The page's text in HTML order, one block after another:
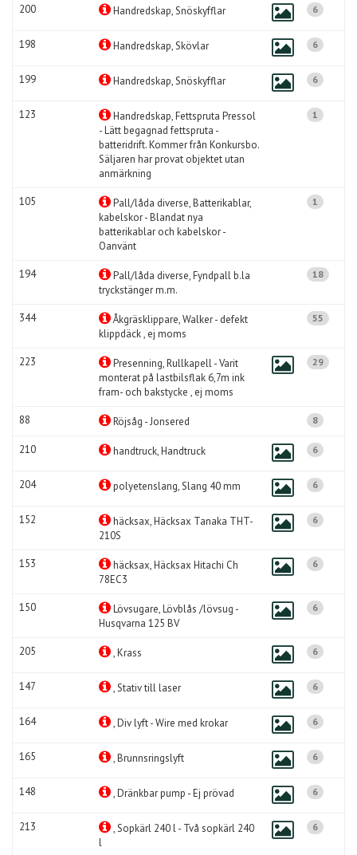
200 Handredskap, Snöskyfflar 6
198 Handredskap, Skövlar 6
199 Handredskap, Snöskyfflar 6
123
Handredskap, Fettspruta Pressol
- Lätt begagnad fettspruta -
batteridrift. Kommer från Konkursbo.
Säljaren har provat objektet utan
anmärkning
1
105
Pall/låda diverse, Batterikablar,
kabelskor - Blandat nya
batterikablar och kabelskor -
Oanvänt
1
194
Pall/låda diverse, Fyndpall b.la
tryckstänger m.m.
18
344
Åkgräsklippare, Walker - defekt
klippdäck , ej moms
55
223
Presenning, Rullkapell - Varit
monterat på lastbilsflak 6,7m ink
fram- och bakstycke , ej moms
29
88 Röjsåg - Jonsered 8
210 handtruck, Handtruck 6
204 polyetenslang, Slang 40 mm 6
152
häcksax, Häcksax Tanaka THT-
210S
6
153
häcksax, Häcksax Hitachi Ch
78EC3
6
150
Lövsugare, Lövblås /lövsug -
Husqvarna 125 BV
6
205 , Krass 6
147 , Stativ till laser 6
164 , Div lyft - Wire med krokar 6
165 , Brunnsringslyft 6
148 , Dränkbar pump - Ej prövad 6
213
, Sopkärl 240 l - Två sopkärl 240
l
6